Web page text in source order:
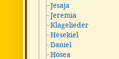
Jesaja
Jeremia
Klagelieder
Hesekiel
Daniel
Hosea